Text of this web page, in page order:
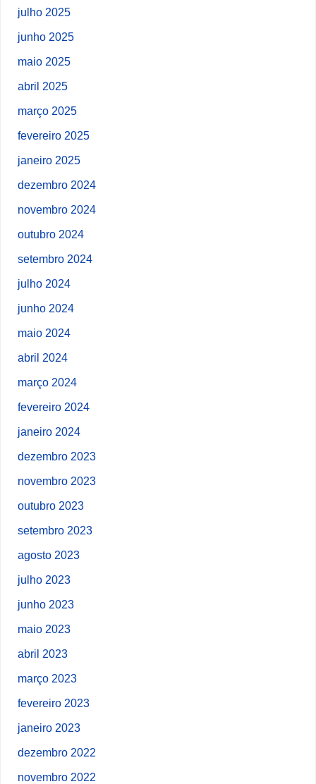
julho 2025
junho 2025
maio 2025
abril 2025
março 2025
fevereiro 2025
janeiro 2025
dezembro 2024
novembro 2024
outubro 2024
setembro 2024
julho 2024
junho 2024
maio 2024
abril 2024
março 2024
fevereiro 2024
janeiro 2024
dezembro 2023
novembro 2023
outubro 2023
setembro 2023
agosto 2023
julho 2023
junho 2023
maio 2023
abril 2023
março 2023
fevereiro 2023
janeiro 2023
dezembro 2022
novembro 2022